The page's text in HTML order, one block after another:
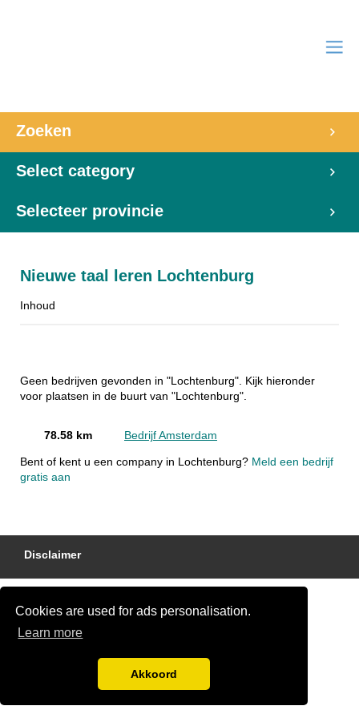
Cookies are used for ads personalisation.
Learn more
Akkoord
Zoeken
Select category
Selecteer provincie
Nieuwe taal leren Lochtenburg
Inhoud
Geen bedrijven gevonden in "Lochtenburg". Kijk hieronder
voor plaatsen in de buurt van "Lochtenburg".
78.58 km Bedrijf Amsterdam
Bent of kent u een company in Lochtenburg? Meld een bedrijf
gratis aan
Disclaimer